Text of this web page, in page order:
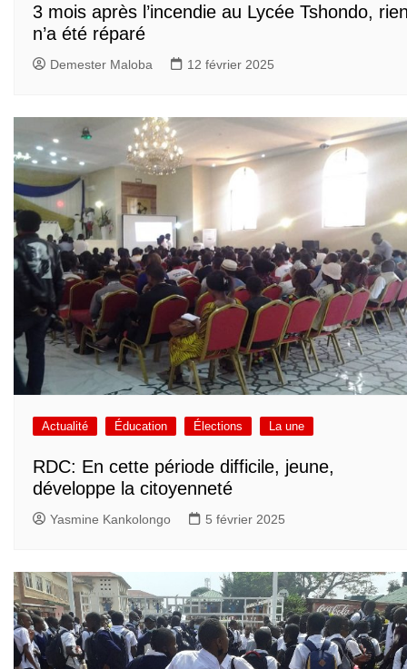
3 mois après l’incendie au Lycée Tshondo,
n’a été réparé
Demester Maloba 12 février 2025
Actualité Éducation Élections La une
RDC: En cette période difficile, jeune,
développe la citoyenneté
Yasmine Kankolongo 5 février 2025